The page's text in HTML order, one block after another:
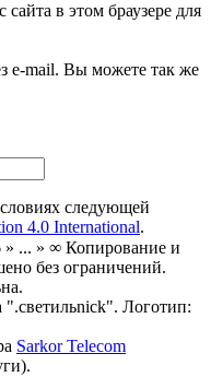
в этом браузере для
e-mail. Вы можете так же
следующей
4.0 International.
» ... » ∞ Копирование и
без ограничений.
".светильnick". Логотип:
Sarkor Telecom